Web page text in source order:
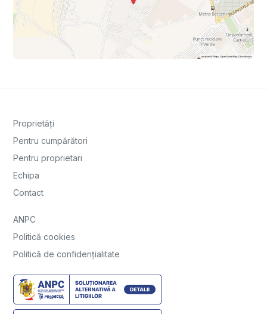
Proprietăți
Pentru cumpărători
Pentru proprietari
Echipa
Contact
ANPC
Politică cookies
Politică de confidențialitate